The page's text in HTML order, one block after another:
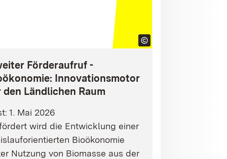
Förderaufruf -
Innovationsmotor
den Ländlichen Raum
1. Mai 2026
wird die Entwicklung einer
Bioökonomie
Nutzung von Biomasse aus der